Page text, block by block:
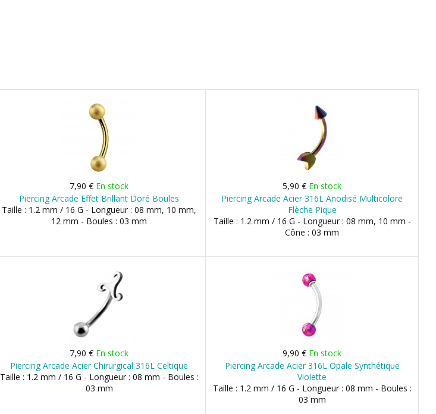
7,90 € En stock
Piercing Arcade Effet Brillant Doré Boules
Taille : 1.2 mm / 16 G - Longueur : 08 mm, 10 mm,
12 mm - Boules : 03 mm
5,90 € En stock
Piercing Arcade Acier 316L Anodisé Multicolore
Flèche Pique
Taille : 1.2 mm / 16 G - Longueur : 08 mm, 10 mm -
Cône : 03 mm
7,90 € En stock
Piercing Arcade Acier Chirurgical 316L Celtique
Taille : 1.2 mm / 16 G - Longueur : 08 mm - Boules :
03 mm
9,90 € En stock
Piercing Arcade Acier 316L Opale Synthétique
Violette
Taille : 1.2 mm / 16 G - Longueur : 08 mm - Boules :
03 mm